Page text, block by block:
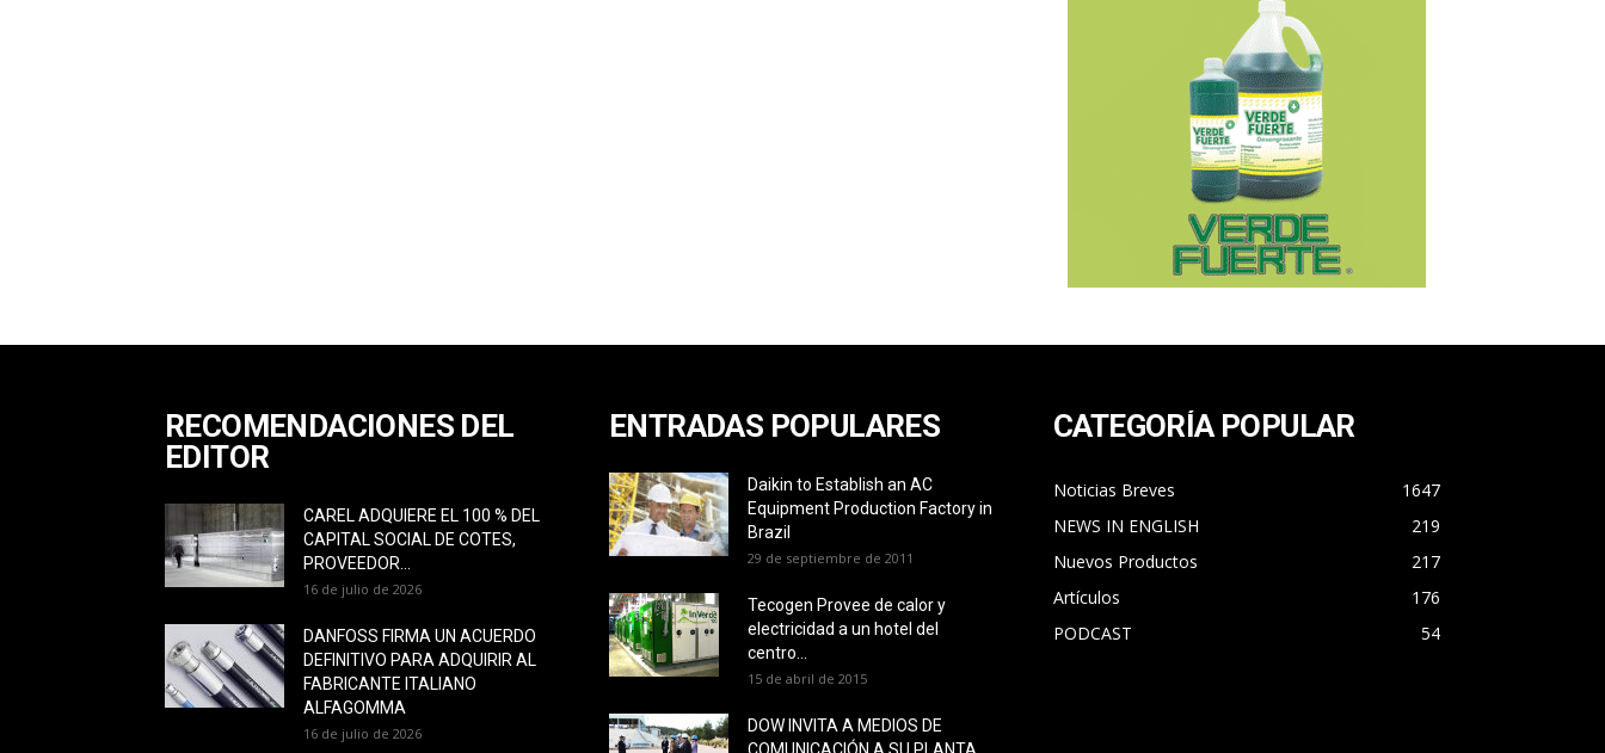
RECOMENDACIONES DEL
EDITOR
CAREL ADQUIERE EL 100 % DEL
CAPITAL SOCIAL DE COTES,
PROVEEDOR...
16 de julio de 2026
DANFOSS FIRMA UN ACUERDO
DEFINITIVO PARA ADQUIRIR AL
FABRICANTE ITALIANO
ALFAGOMMA
16 de julio de 2026
ENTRADAS POPULARES
Daikin to Establish an AC
Equipment Production Factory in
Brazil
29 de septiembre de 2011
Tecogen Provee de calor y
electricidad a un hotel del
centro...
15 de abril de 2015
DOW INVITA A MEDIOS DE
CATEGORÍA POPULAR
Noticias Breves
1647
NEWS IN ENGLISH
219
Nuevos Productos
217
Artículos
176
PODCAST
54